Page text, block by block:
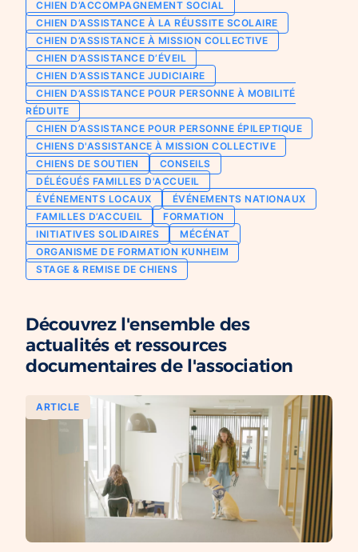
Chien d’assistance pour personne
épileptique
CHIENS À MISSION COLLECTIVE
Chien d’assistance d’accompagnement
social
Chien d’assistance à la réussite scolaire
Chien d’assistance judiciaire
Je deviens mécène ou partenaire
Ils nous soutiennent
Je m’engage / j’engage mes collaborateurs
Je lance une collecte
J’engage mes clients
CHIEN D’ACCOMPAGNEMENT SOCIAL
CHIEN D’ASSISTANCE À LA RÉUSSITE SCOLAIRE
CHIEN D’ASSISTANCE À MISSION COLLECTIVE
CHIEN D’ASSISTANCE D’ÉVEIL
CHIEN D’ASSISTANCE JUDICIAIRE
CHIEN D’ASSISTANCE POUR PERSONNE À MOBILITÉ
RÉDUITE
CHIEN D’ASSISTANCE POUR PERSONNE ÉPILEPTIQUE
CHIENS D'ASSISTANCE À MISSION COLLECTIVE
CHIENS DE SOUTIEN
CONSEILS
DÉLÉGUÉS FAMILLES D'ACCUEIL
ÉVÉNEMENTS LOCAUX
ÉVÉNEMENTS NATIONAUX
FAMILLES D’ACCUEIL
FORMATION
INITIATIVES SOLIDAIRES
MÉCÉNAT
ORGANISME DE FORMATION KUNHEIM
STAGE & REMISE DE CHIENS
Découvrez l'ensemble des
actualités et ressources
documentaires de l'association
ARTICLE